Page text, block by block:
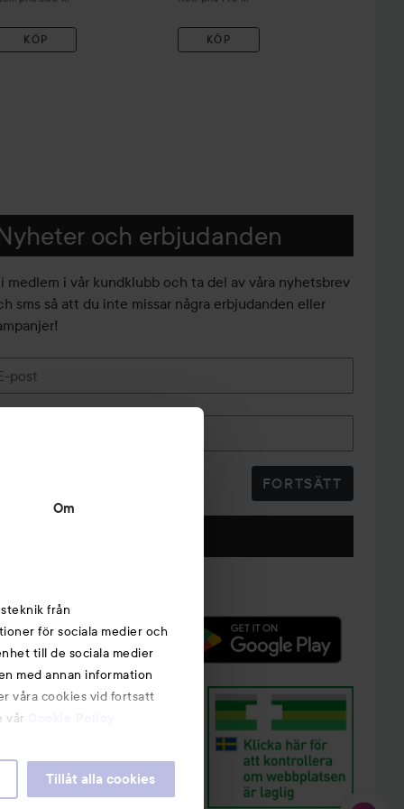
Om
från
för sociala medier och
till de sociala medier
med annan information
våra cookies vid fortsatt
vår
Tillåt alla cookies
KÖP KÖP
och erbjudanden
medlem i vår kundklubb och ta del av våra nyhetsbrev
sms så att du inte missar några erbjudanden eller
post
FORTSÄTT